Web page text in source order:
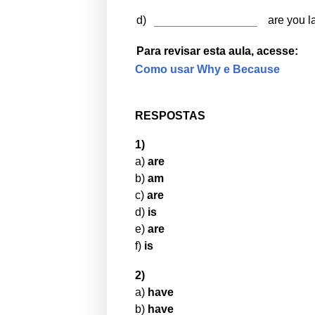
d) are you
Para revisar esta aula, acesse:
Como usar Why e Because
RESPOSTAS
1)
a) are
b) am
c) are
d) is
e) are
f) is
2)
a) have
b) have